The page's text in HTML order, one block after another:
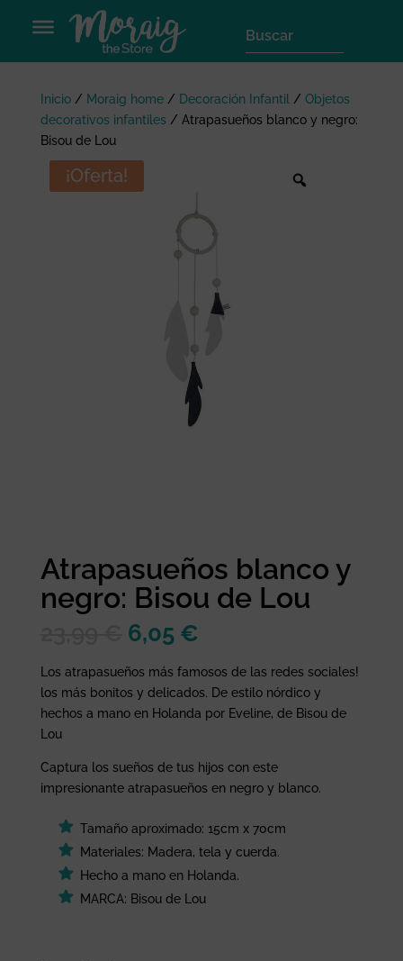
Inicio/ Moraig home/ Decoración Infantil/ Objetos
decorativos infantiles / Atrapasueños blanco y negro:
Bisou de Lou
¡Oferta!
Atrapasueños blanco y
negro: Bisou de Lou
El
precio
original
era:
23,99 €.
6,05 €
actual
es:
6,05 €.
Los atrapasueños más famosos de las redes sociales!
los más bonitos y delicados. De estilo nórdico y
hechos a mano en Holanda por Eveline, de Bisou de
Lou
Captura los sueños de tus hijos con este
impresionante atrapasueños en negro y blanco. ​
Tamaño aproximado: 15cm x 70cm
Materiales: Madera, tela y cuerda.
Hecho a mano en Holanda.
MARCA: Bisou de Lou